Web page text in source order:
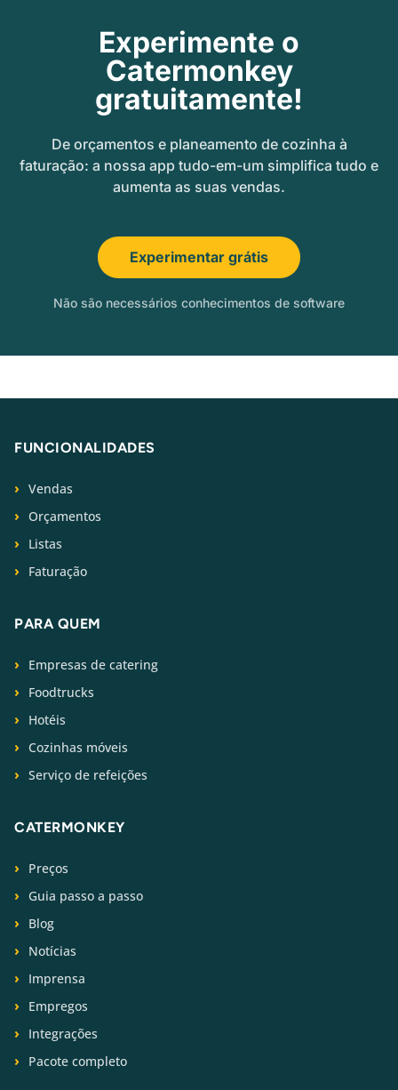
Experimente o
Catermonkey
gratuitamente!
De orçamentos e planeamento de cozinha à
faturação: a nossa app tudo-em-um simplifica tudo e
aumenta as suas vendas.
Experimentar grátis
Não são necessários conhecimentos de software
FUNCIONALIDADES
Vendas
Orçamentos
Listas
Faturação
PARA QUEM
Empresas de catering
Foodtrucks
Hotéis
Cozinhas móveis
Serviço de refeições
CATERMONKEY
Preços
Guia passo a passo
Blog
Notícias
Imprensa
Empregos
Integrações
Pacote completo